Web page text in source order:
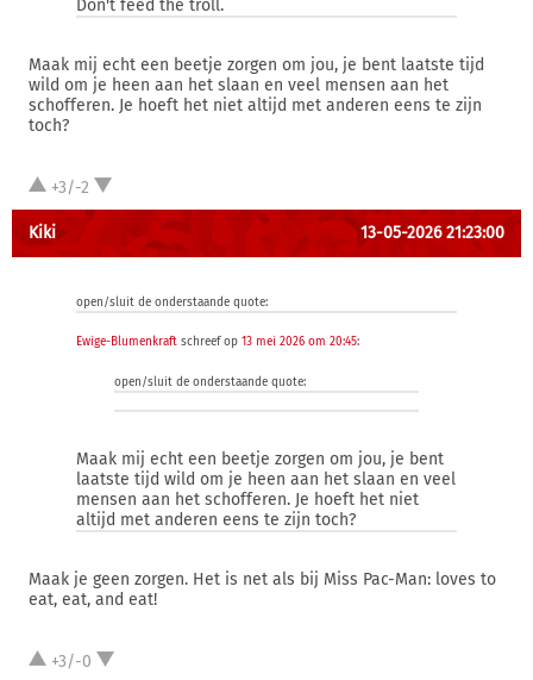
Don't feed the troll.
Maak mij echt een beetje zorgen om jou, je bent laatste tijd
wild om je heen aan het slaan en veel mensen aan het
schofferen. Je hoeft het niet altijd met anderen eens te zijn
toch?
+3/-2
Kiki 13-05-2026 21:23:00
open/sluit de onderstaande quote:
Ewige-Blumenkraft schreef op 13 mei 2026 om 20:45:
open/sluit de onderstaande quote:
Maak mij echt een beetje zorgen om jou, je bent
laatste tijd wild om je heen aan het slaan en veel
mensen aan het schofferen. Je hoeft het niet
altijd met anderen eens te zijn toch?
Maak je geen zorgen. Het is net als bij Miss Pac-Man: loves to
eat, eat, and eat!
+3/-0